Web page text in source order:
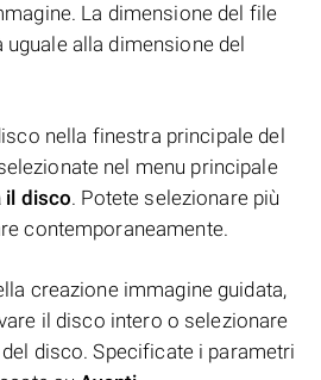
La dimensione del file
uguale alla dimensione del
nella finestra principale del
nel menu principale
il disco. Potete selezionare più
contemporaneamente.
creazione immagine guidata,
il disco intero o selezionare
disco. Specificate i parametri